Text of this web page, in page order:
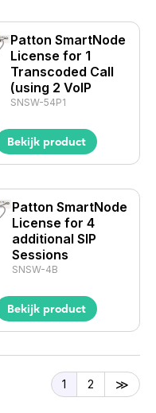
Patton SmartNode
License for 1
Transcoded Call
(using 2 VoIP
SNSW-54P1
Bekijk product
Patton SmartNode
License for 4
additional SIP
Sessions
SNSW-4B
Bekijk product
1 2